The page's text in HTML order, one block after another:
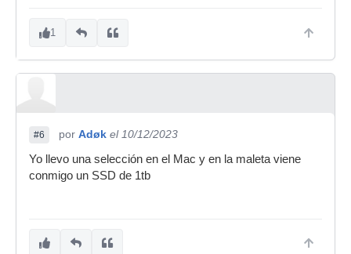
1
#6 por Adøk el 10/12/2023
Yo llevo una selección en el Mac y en la maleta viene
conmigo un SSD de 1tb